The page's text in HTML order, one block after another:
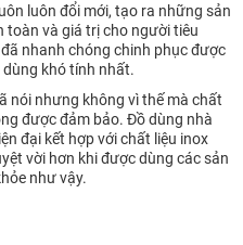
luôn đổi mới, tạo ra những sản
toàn và giá trị cho người tiêu
nhanh chóng chinh phục được
khó tính nhất.
nói nhưng không vì thế mà chất
được đảm bảo. Đồ dùng nhà
đại kết hợp với chất liệu inox
vời hơn khi được dùng các sản
như vậy.